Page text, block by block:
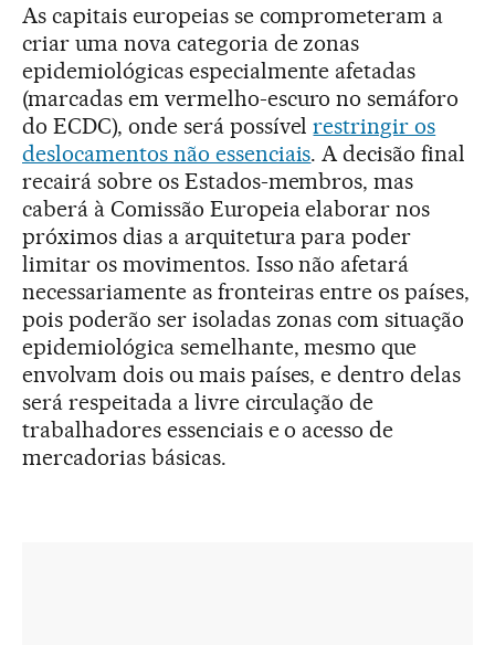
As capitais europeias se comprometeram a
criar uma nova categoria de zonas
epidemiológicas especialmente afetadas
(marcadas em vermelho-escuro no semáforo
do ECDC), onde será possívelrestringir os
deslocamentos não essenciais. A decisão final
recairá sobre os Estados-membros, mas
caberá à Comissão Europeia elaborar nos
próximos dias a arquitetura para poder
limitar os movimentos. Isso não afetará
necessariamente as fronteiras entre os países,
pois poderão ser isoladas zonas com situação
epidemiológica semelhante, mesmo que
envolvam dois ou mais países, e dentro delas
será respeitada a livre circulação de
trabalhadores essenciais e o acesso de
mercadorias básicas.